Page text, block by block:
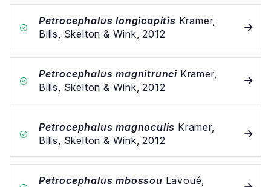
Petrocephalus longicapitis Kramer,
Bills, Skelton & Wink, 2012
Petrocephalus magnitrunci Kramer,
Bills, Skelton & Wink, 2012
Petrocephalus magnoculis Kramer,
Bills, Skelton & Wink, 2012
Petrocephalus mbossou Lavoué,